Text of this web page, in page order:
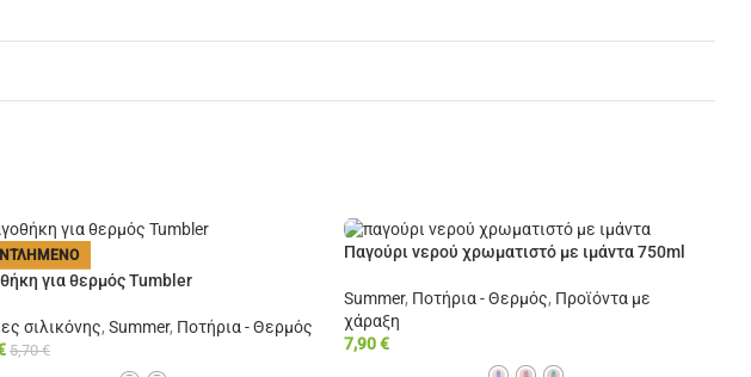
για θερμός Tumbler
σιλικόνης, Summer, Ποτήρια - Θερμός
5,70€
Παγούρι νερού χρωματιστό με ιμάντα 750ml
Summer, Ποτήρια - Θερμός, Προϊόντα με
χάραξη
7,90€